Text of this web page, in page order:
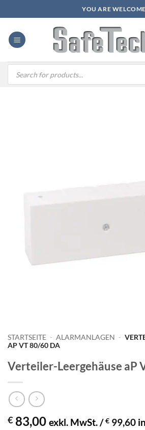
Inhalt
springen
YOU ARE WELCOME
Products
search
STARTSEITE - ALARMANLAGEN -
AP VT 80/60 DA
Verteiler-Leergehäuse aP
€ 83,00 exkl. MwSt. /€ 99,60